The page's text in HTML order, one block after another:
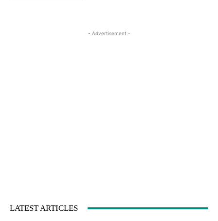
- Advertisement -
LATEST ARTICLES